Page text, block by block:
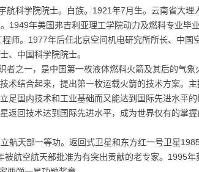
科学院院士。白族。1921年7月生。云南省大理
年美国弗吉利亚理工学院动力及燃料专业毕
师。1977年后任北京空间机电研究所所长、中国
、中国科学院院士。
之一，是中国第一枚液体燃料火箭及其后的气象
术结合起来，提出第一枚运载火箭的技术方案。
足国内技术和工业基础而又能达到国际先进水平
返回技术达到国际先进水平，成为世界仅有的掌
天部一等功。返回式卫星和东方红一号卫星
航空航天部批准为有突出贡献的老专家。1995